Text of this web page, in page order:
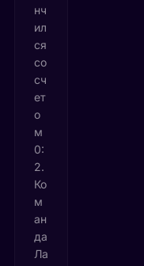
нч
ил
ся
со
сч
ет
о
м
0:
2.
Ко
м
ан
да
Ла